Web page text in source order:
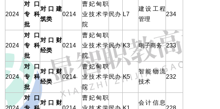
2024
对口
专科
批
对口建
筑类
0214
曹妃甸职
业技术学
院
民办 L7
建设工程
管理
234
2024
对口
专科
批
对口财
经类
0214
曹妃甸职
业技术学
院
民办 K3 电子商务 233
2024
对口
专科
批
对口财
经类
0214
曹妃甸职
业技术学
院
民办 K5
智能物流
技术
232
对口
对口财
曹妃甸职
会计信息